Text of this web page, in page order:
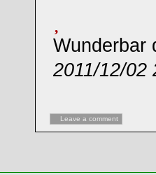
Wunderbar
2011/12/02
Leave a comment